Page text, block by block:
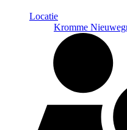
Locatie
Kromme